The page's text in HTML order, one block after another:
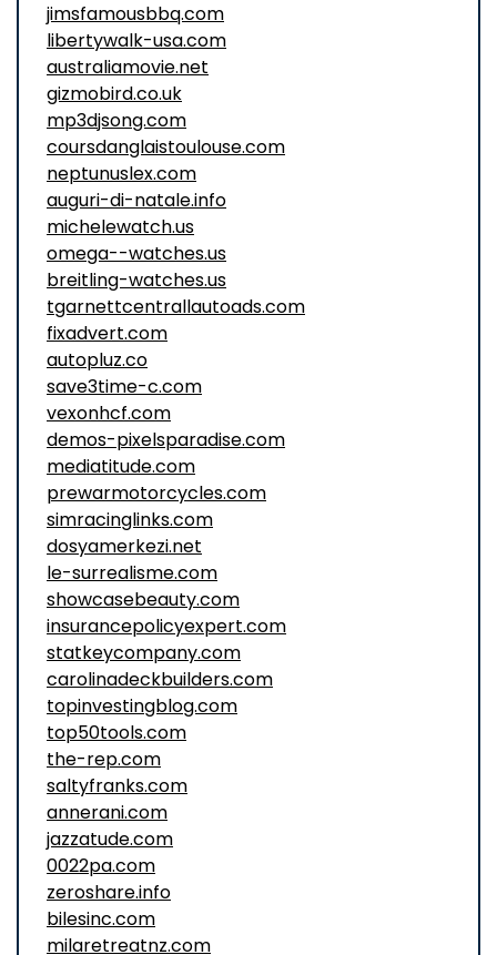
jimsfamousbbq.com
libertywalk-usa.com
australiamovie.net
gizmobird.co.uk
mp3djsong.com
coursdanglaistoulouse.com
neptunuslex.com
auguri-di-natale.info
michelewatch.us
omega--watches.us
breitling-watches.us
tgarnettcentrallautoads.com
fixadvert.com
autopluz.co
save3time-c.com
vexonhcf.com
demos-pixelsparadise.com
mediatitude.com
prewarmotorcycles.com
simracinglinks.com
dosyamerkezi.net
le-surrealisme.com
showcasebeauty.com
insurancepolicyexpert.com
statkeycompany.com
carolinadeckbuilders.com
topinvestingblog.com
top50tools.com
the-rep.com
saltyfranks.com
annerani.com
jazzatude.com
0022pa.com
zeroshare.info
bilesinc.com
milaretreatnz.com